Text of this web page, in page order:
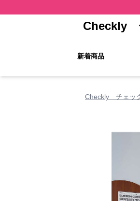
Checkly
新着商品
Checkly チェッ